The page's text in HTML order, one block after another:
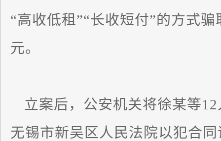
“高收低租”“长收短付”的方式
元。
立案后，公安机关将徐某等
无锡市新吴区人民法院以犯合